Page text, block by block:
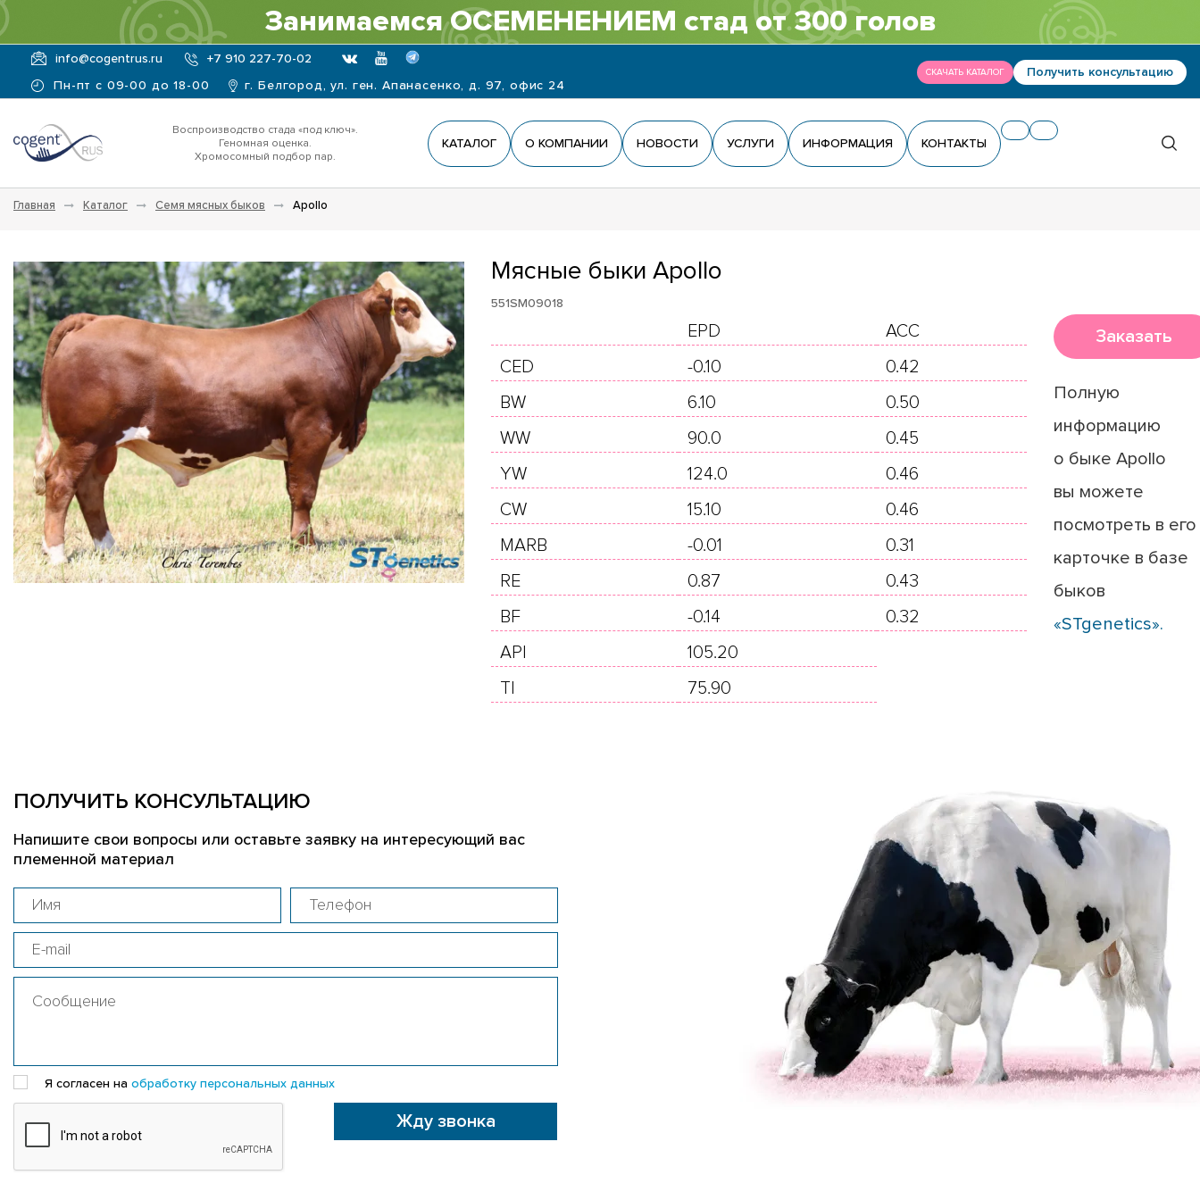
Занимаемся ОСЕМЕНЕНИЕМ стад от 300 голов
info@cogentrus.ru +7 910 227-70-02
Пн-пт с 09-00 до 18-00 г. Белгород, ул. ген. Апанасенко, д. 97, офис 24
СКАЧАТЬ КАТАЛОГ Получить консультацию
Воспроизводство стада «под ключ».
Геномная оценка.
Хромосомный подбор пар.
КАТАЛОГ О КОМПАНИИ НОВОСТИ УСЛУГИ ИНФОРМАЦИЯ КОНТАКТЫ
Главная Каталог Семя мясных быков Apollo
Мясные быки Apollo
551SM09018
EPD
ACC
CED
-0.10
0.42
BW
6.10
0.50
WW
90.0
0.45
YW
124.0
0.46
CW
15.10
0.46
MARB
-0.01
0.31
RE
0.87
0.43
BF
-0.14
0.32
API
105.20
TI
75.90
Заказать
Полную
информацию
о быке Apollo
вы можете
посмотреть в его
карточке в базе
быков
«STgenetics».
ПОЛУЧИТЬ КОНСУЛЬТАЦИЮ
Напишите свои вопросы или оставьте заявку на интересующий вас
племенной материал
Я согласен на обработку персональных данных
Жду звонка